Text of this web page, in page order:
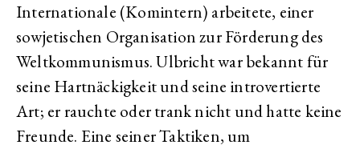
Internationale (Komintern) arbeitete, einer
sowjetischen Organisation zur Förderung des
Weltkommunismus. Ulbricht war bekannt für
seine Hartnäckigkeit und seine introvertierte
Art; er rauchte oder trank nicht und hatte keine
Freunde. Eine seiner Taktiken, um